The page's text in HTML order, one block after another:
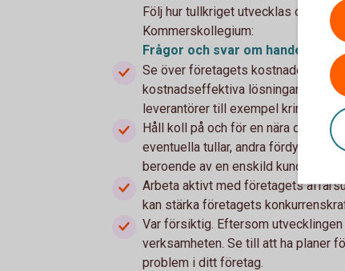
Följ hur tullkriget utvecklas och få
Kommerskollegium:
Frågor och svar om handeln
Se över företagets kostnader. Vilka
kostnadseffektiva lösningar? Vad
leverantörer till exempel kring
Håll koll på och för en nära dialog
eventuella tullar, andra fördyringar
beroende av en enskild kund eller
Arbeta aktivt med företagets
kan stärka företagets
Var försiktig. Eftersom
verksamheten. Se till att ha planer
problem i ditt företag.